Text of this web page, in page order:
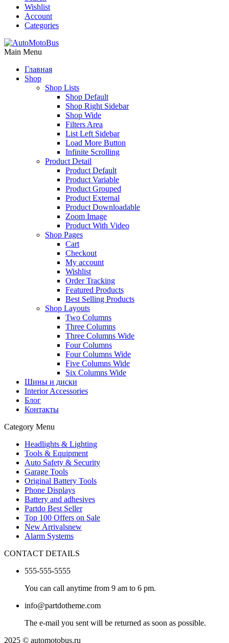
Wishlist
Account
Categories
Main Menu
Главная
Shop
Shop Lists
Shop Default
Shop Right Sidebar
Shop Wide
Filters Area
List Left Sidebar
Load More Button
Infinite Scrolling
Product Detail
Product Default
Product Variable
Product Grouped
Product External
Product Downloadable
Zoom Image
Product With Video
Shop Pages
Cart
Checkout
My account
Wishlist
Order Tracking
Featured Products
Best Selling Products
Shop Layouts
Two Columns
Three Columns
Three Columns Wide
Four Columns
Four Columns Wide
Five Columns Wide
Six Columns Wide
Шины и диски
Interior Accessories
Блог
Контакты
Category Menu
Headlights & Lighting
Tools & Equipment
Auto Safety & Security
Garage Tools
Original Battery Tools
Phone Displays
Battery and adhesives
Partdo Best Seller
Top 100 Offers on Sale
New Arrivalsnew
Alarm Systems
CONTACT DETAILS
555-555-5555
You can call anytime from 9 am to 6 pm.
info@partdotheme.com
The e-mail you sent will be returned as soon as possible.
2025 © automotobus.ru